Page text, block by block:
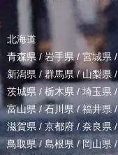
北海道
青森県 / 岩手県/ 宮城県 /
新潟県 /群馬県/山梨県 /
茨城県 / 栃木県 / 埼玉県 /
富山県 /石川県/福井県
滋賀県 / 京都府 / 奈良県 /
鳥取県/ 島根県 /岡山県/